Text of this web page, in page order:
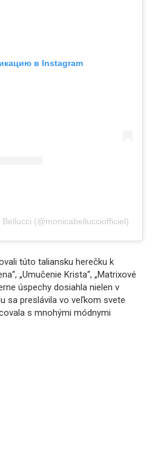
в Instagram
(@monicabellucciofficiel)
túto taliansku herečku k
„Umučenie Krista“, „Matrixové
úspechy dosiahla nielen v
sa preslávila vo veľkom svete
s mnohými módnymi